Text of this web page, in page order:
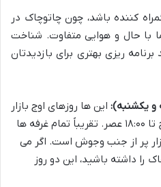
کننده باشد، چون چاتوچاک در
با حال و هوایی متفاوت. شناخت
ریزی بهتری برای بازدیدتان
و یکشنبه): این ها روزهای اوج بازار
هستند، از ساعت ۹:۰۰ صبح تا ۱۸:۰۰ عصر. تقریباً تمام غرفه ها
پر از جنب وجوش است. اگر می
را داشته باشید، این دو روز